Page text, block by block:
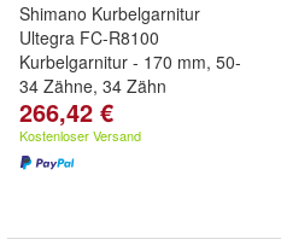
Shimano Kurbelgarnitur
Ultegra FC-R8100
Kurbelgarnitur - 170 mm, 50-
34 Zähne, 34 Zähn
266,42 €
Kostenloser Versand